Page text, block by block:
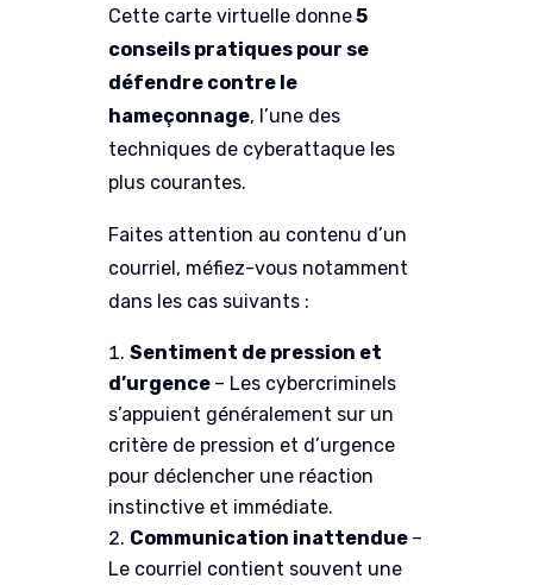
Cette carte virtuelle donne5
conseils pratiques pour se
défendre contre le
hameçonnage, l’une des
techniques de cyberattaque les
plus courantes.
Faites attention au contenu d’un
courriel, méfiez-vous notamment
dans les cas suivants :
Sentiment de pression et
d’urgence – Les cybercriminels
s’appuient généralement sur un
critère de pression et d’urgence
pour déclencher une réaction
instinctive et immédiate.
Communication inattendue –
Le courriel contient souvent une